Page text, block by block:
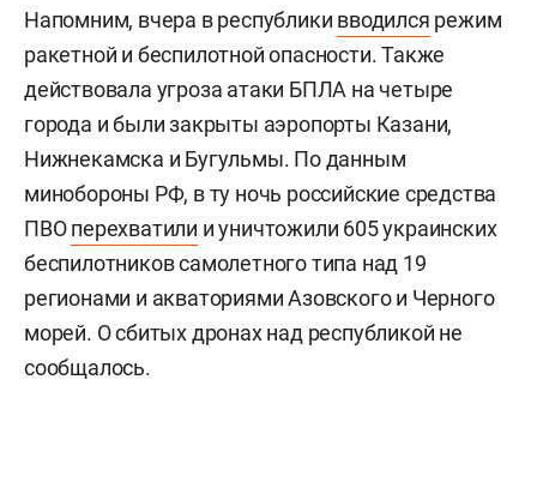
Напомним, вчера в республики вводился режим
ракетной и беспилотной опасности. Также
действовала угроза атаки БПЛА на четыре
города и были закрыты аэропорты Казани,
Нижнекамска и Бугульмы. По данным
минобороны РФ, в ту ночь российские средства
ПВОперехватили и уничтожили 605 украинских
беспилотников самолетного типа над 19
регионами и акваториями Азовского и Черного
морей. О сбитых дронах над республикой не
сообщалось.